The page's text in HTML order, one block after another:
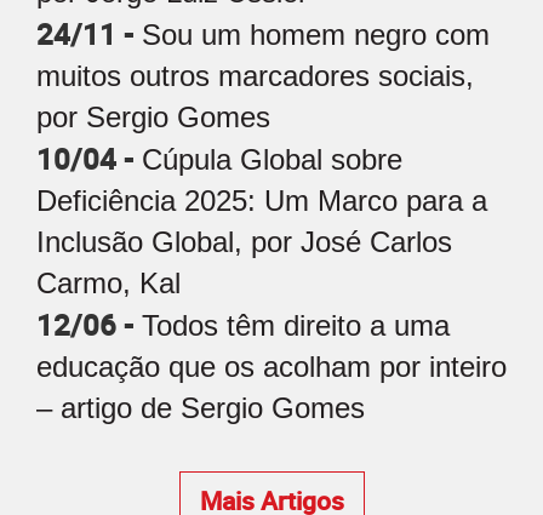
24/11 - Sou um homem negro com
muitos outros marcadores sociais,
por Sergio Gomes
10/04 - Cúpula Global sobre
Deficiência 2025: Um Marco para a
Inclusão Global, por José Carlos
Carmo, Kal
12/06 - Todos têm direito a uma
educação que os acolham por inteiro
– artigo de Sergio Gomes
Mais Artigos